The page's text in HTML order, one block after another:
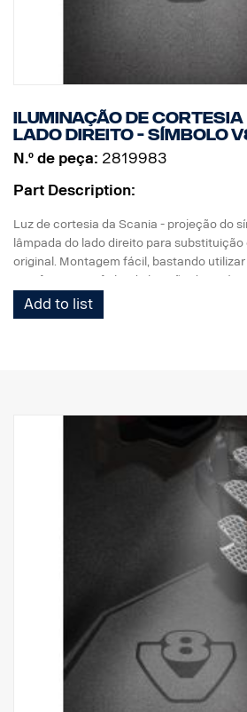
Iluminação de cortesia
lado direito - símbolo
N.º de peça: 2819983
Part Description:
Luz de cortesia da Scania - projeção do
lâmpada do lado direito para substituição
original. Montagem fácil, bastando
parafusos com ficha de ligação direta à
Nota. Adapta-se apenas aos camiões
Add to list